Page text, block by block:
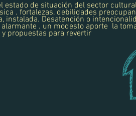
estado de situación del sector
. fortalezas, debilidades
instalada. Desatención o
. un modesto aporte la
propuestas para revertir